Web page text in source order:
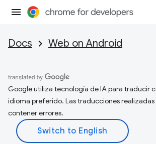
Docs Web on Android
Google utiliza tecnología de IA para traducir
idioma preferido. Las traducciones realizadas
contener errores.